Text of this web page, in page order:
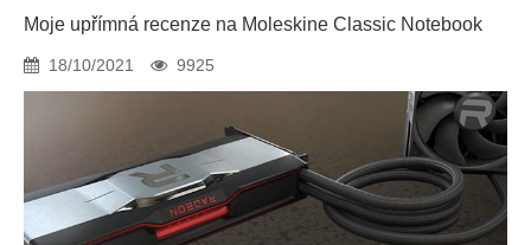
Moje upřímná recenze na Moleskine Classic Notebook
18/10/2021 9925